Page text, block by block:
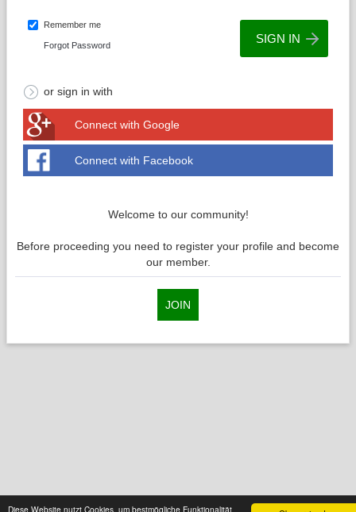
Diese Website nutzt Cookies, um bestmögliche Funktionalität
Remember me
Forgot Password
or sign in with
Connect with Google
Connect with Facebook
Welcome to our community!
Before proceeding you need to register your profile and become
our member.
JOIN